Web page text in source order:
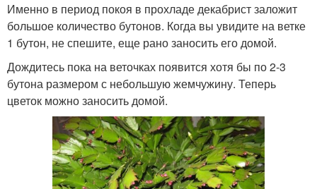
Именно в период покоя в прохладе декабрист заложит
большое количество бутонов. Когда вы увидите на ветке
1 бутон, не спешите, еще рано заносить его домой.
Дождитесь пока на веточках появится хотя бы по 2-3
бутона размером с небольшую жемчужину. Теперь
цветок можно заносить домой.